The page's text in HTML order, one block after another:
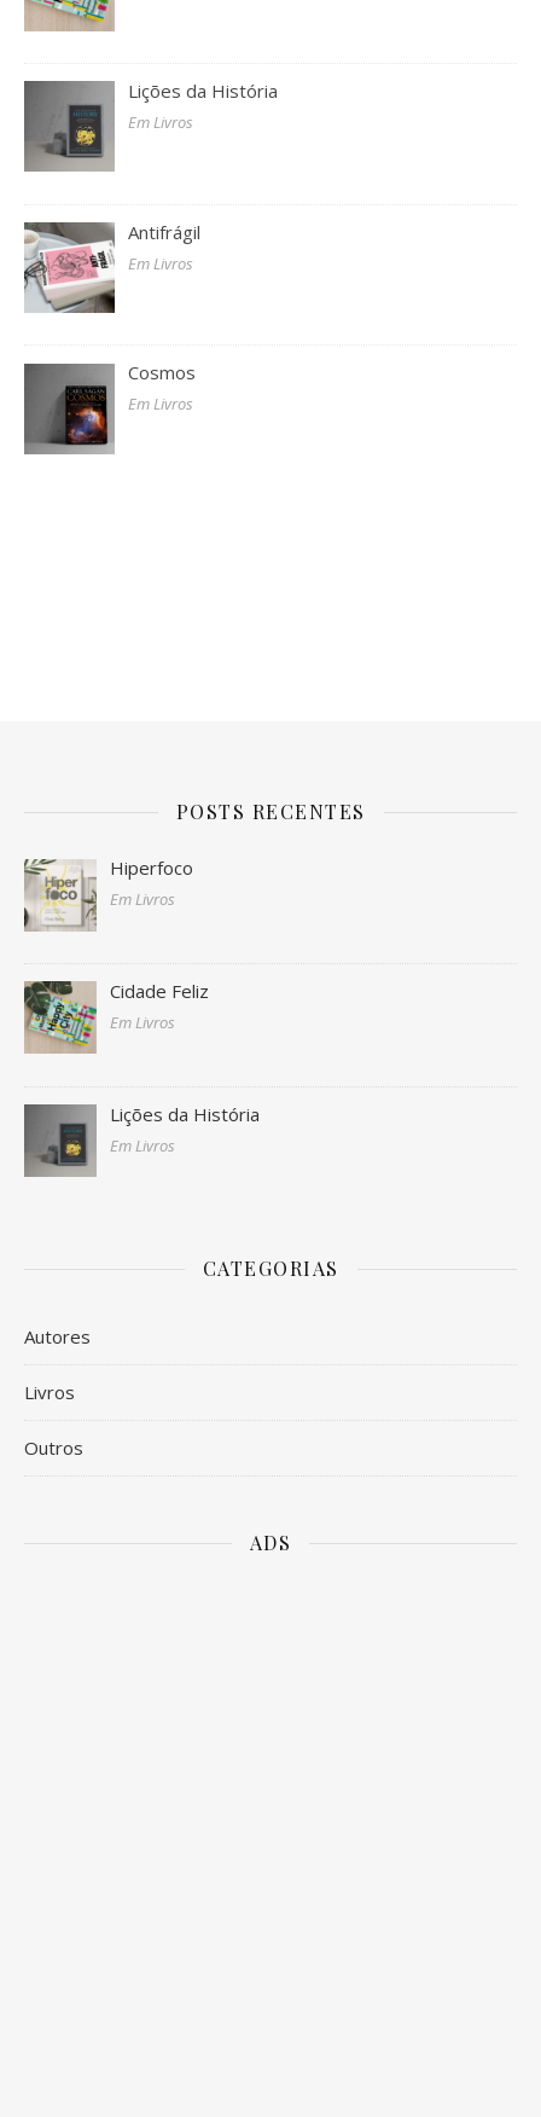
Lições da História
Em Livros
Antifrágil
Em Livros
Cosmos
Em Livros
POSTS RECENTES
Hiperfoco
Em Livros
Cidade Feliz
Em Livros
Lições da História
Em Livros
CATEGORIAS
Autores
Livros
Outros
ADS